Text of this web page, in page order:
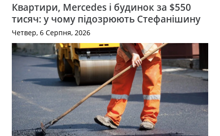
Квартири, Mercedes і будинок за $550
тисяч: у чому підозрюють Стефанішину
Четвер, 6 Серпня, 2026